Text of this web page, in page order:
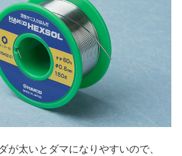
が太いとダマになりやすいので、